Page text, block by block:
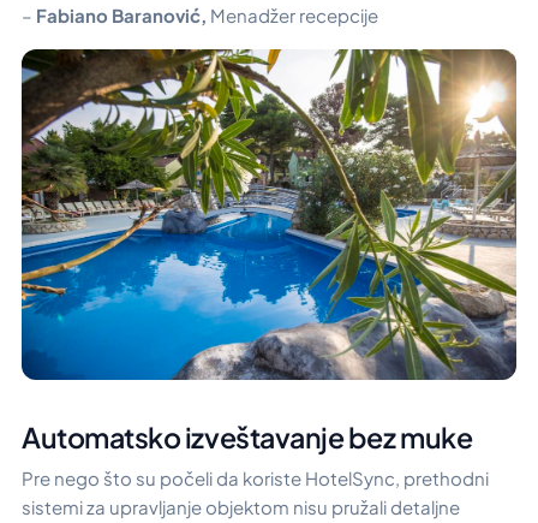
– Fabiano Baranović, Menadžer recepcije
Automatsko izveštavanje bez muke
Pre nego što su počeli da koriste HotelSync, prethodni
sistemi za upravljanje objektom nisu pružali detaljne